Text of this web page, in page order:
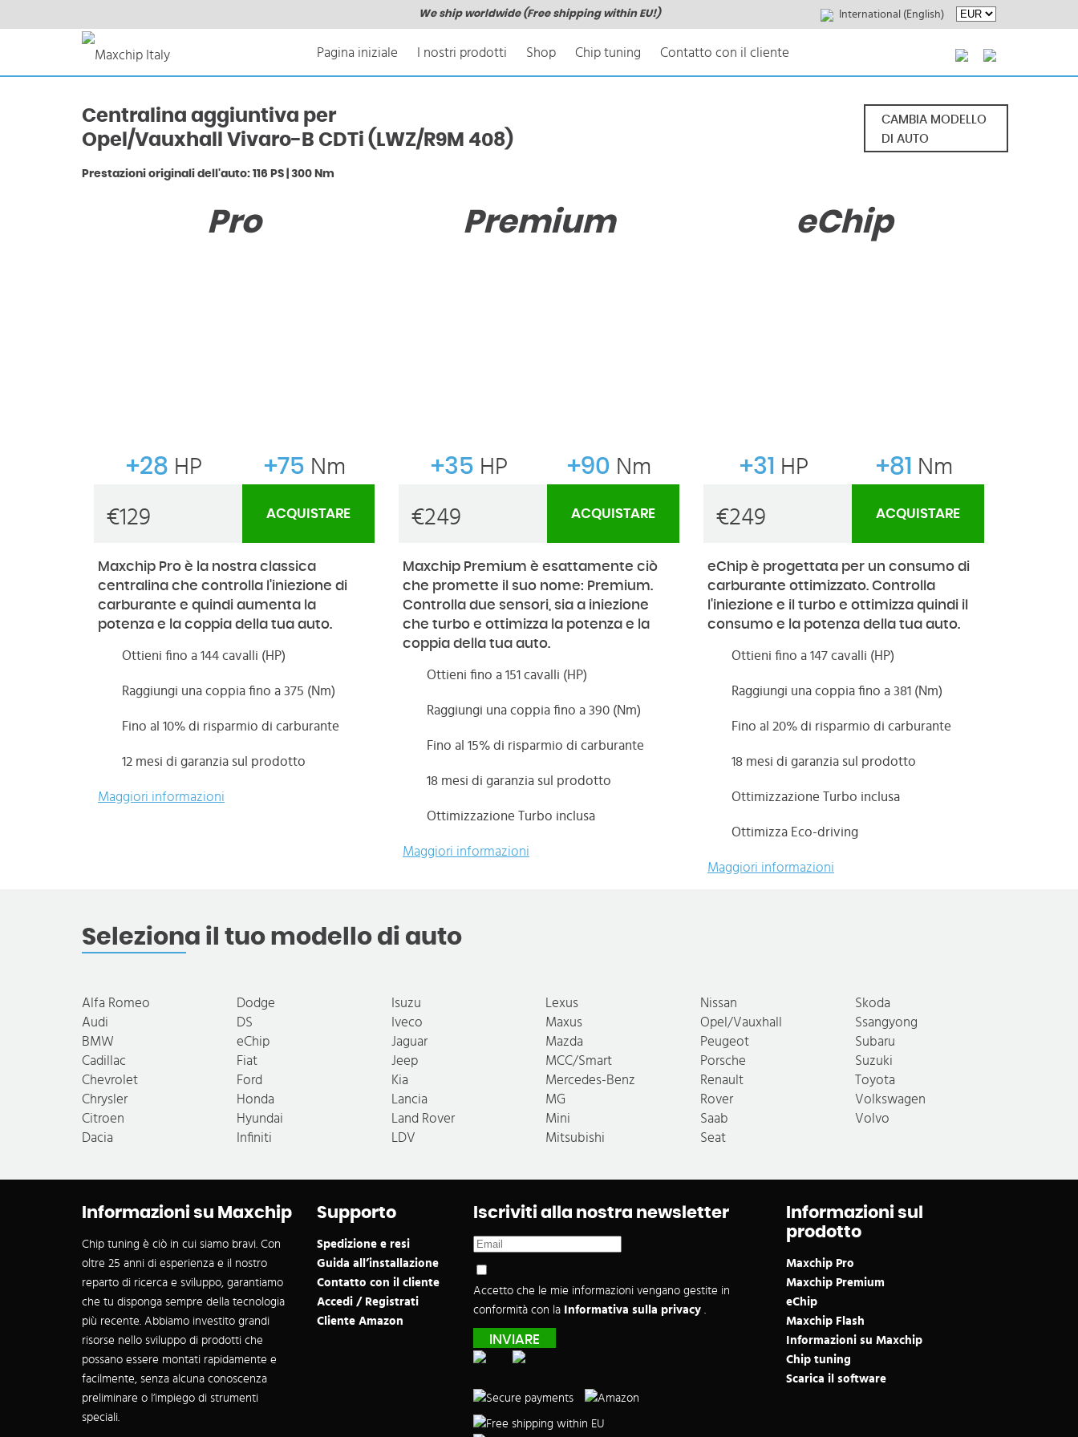
We ship worldwide (Free shipping within EU!) International (English)
Pagina iniziale I nostri prodotti Shop Chip tuning Contatto con il cliente
Centralina aggiuntiva per
Opel/Vauxhall Vivaro-B CDTi (LWZ/R9M 408)
Prestazioni originali dell'auto: 116 PS | 300 Nm
CAMBIA MODELLO
DI AUTO
Pro
+28 HP +75 Nm
€129 ACQUISTARE
Maxchip Pro è la nostra classica
centralina che controlla l'iniezione di
carburante e quindi aumenta la
potenza e la coppia della tua auto.
Ottieni fino a 144 cavalli (HP)
Raggiungi una coppia fino a 375 (Nm)
Fino al 10% di risparmio di carburante
12 mesi di garanzia sul prodotto
Maggiori informazioni
Premium
+35 HP +90 Nm
€249 ACQUISTARE
Maxchip Premium è esattamente ciò
che promette il suo nome: Premium.
Controlla due sensori, sia a iniezione
che turbo e ottimizza la potenza e la
coppia della tua auto.
Ottieni fino a 151 cavalli (HP)
Raggiungi una coppia fino a 390 (Nm)
Fino al 15% di risparmio di carburante
18 mesi di garanzia sul prodotto
Ottimizzazione Turbo inclusa
Maggiori informazioni
eChip
+31 HP +81 Nm
€249 ACQUISTARE
eChip è progettata per un consumo di
carburante ottimizzato. Controlla
l'iniezione e il turbo e ottimizza quindi il
consumo e la potenza della tua auto.
Ottieni fino a 147 cavalli (HP)
Raggiungi una coppia fino a 381 (Nm)
Fino al 20% di risparmio di carburante
18 mesi di garanzia sul prodotto
Ottimizzazione Turbo inclusa
Ottimizza Eco-driving
Maggiori informazioni
Seleziona il tuo modello di auto
Alfa Romeo
Audi
BMW
Cadillac
Chevrolet
Chrysler
Citroen
Dacia
Dodge
DS
eChip
Fiat
Ford
Honda
Hyundai
Infiniti
Isuzu
Iveco
Jaguar
Jeep
Kia
Lancia
Land Rover
LDV
Lexus
Maxus
Mazda
MCC/Smart
Mercedes-Benz
MG
Mini
Mitsubishi
Nissan
Opel/Vauxhall
Peugeot
Porsche
Renault
Rover
Saab
Seat
Skoda
Ssangyong
Subaru
Suzuki
Toyota
Volkswagen
Volvo
Informazioni su Maxchip
Chip tuning è ciò in cui siamo bravi. Con
oltre 25 anni di esperienza e il nostro
reparto di ricerca e sviluppo, garantiamo
che tu disponga sempre della tecnologia
più recente. Abbiamo investito grandi
risorse nello sviluppo di prodotti che
possano essere montati rapidamente e
facilmente, senza alcuna conoscenza
preliminare o l’impiego di strumenti
speciali.
Supporto
Spedizione e resi
Guida all’installazione
Contatto con il cliente
Accedi / Registrati
Cliente Amazon
Iscriviti alla nostra newsletter
Accetto che le mie informazioni vengano gestite in
conformità con la
Informativa sulla privacy .
Informazioni sul
prodotto
Maxchip Pro
Maxchip Premium
eChip
Maxchip Flash
Informazioni su Maxchip
Chip tuning
Scarica il software